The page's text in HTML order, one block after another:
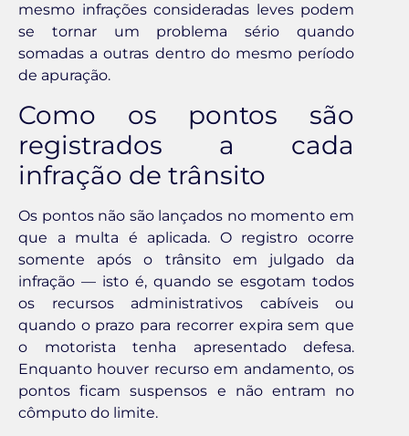
mesmo infrações consideradas leves podem
se tornar um problema sério quando
somadas a outras dentro do mesmo período
de apuração.
Como os pontos são
registrados a cada
infração de trânsito
Os pontos não são lançados no momento em
que a multa é aplicada. O registro ocorre
somente após o trânsito em julgado da
infração — isto é, quando se esgotam todos
os recursos administrativos cabíveis ou
quando o prazo para recorrer expira sem que
o motorista tenha apresentado defesa.
Enquanto houver recurso em andamento, os
pontos ficam suspensos e não entram no
cômputo do limite.